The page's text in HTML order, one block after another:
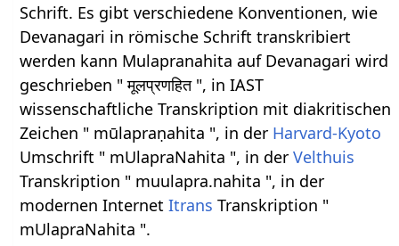
Schrift. Es gibt verschiedene Konventionen, wie
Devanagari in römische Schrift transkribiert
werden kann Mulapranahita auf Devanagari wird
geschrieben " मूलप्रणहित ", in IAST
wissenschaftliche Transkription mit diakritischen
Zeichen " mūlapraṇahita ", in der Harvard-Kyoto
Umschrift " mUlapraNahita ", in derVelthuis
Transkription " muulapra.nahita ", in der
modernen InternetItrans Transkription "
mUlapraNahita ".